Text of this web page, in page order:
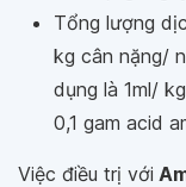
Tổng lượng
kg cân nặng/
dụng là 1ml/
0,1 gam acid
Việc điều trị với